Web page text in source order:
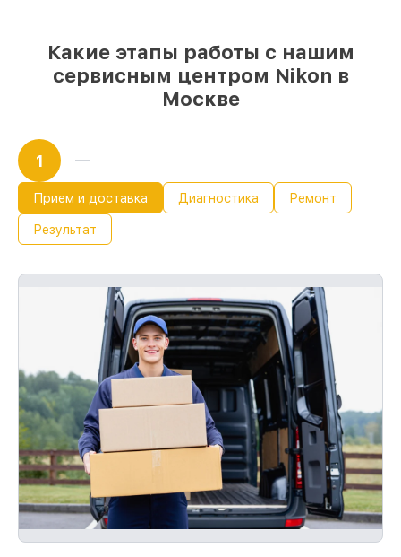
Какие этапы работы с нашим
сервисным центром Nikon в
Москве
1
Прием и доставка Диагностика Ремонт
Результат